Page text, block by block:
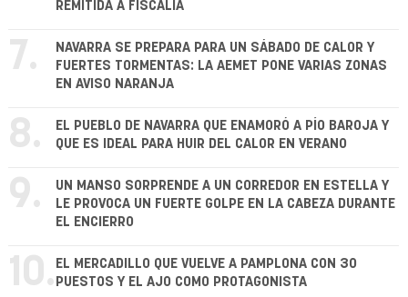
REMITIDA A FISCALÍA
7.
NAVARRA SE PREPARA PARA UN SÁBADO DE CALOR Y
FUERTES TORMENTAS: LA AEMET PONE VARIAS ZONAS
EN AVISO NARANJA
8.
EL PUEBLO DE NAVARRA QUE ENAMORÓ A PÍO BAROJA Y
QUE ES IDEAL PARA HUIR DEL CALOR EN VERANO
9.
UN MANSO SORPRENDE A UN CORREDOR EN ESTELLA Y
LE PROVOCA UN FUERTE GOLPE EN LA CABEZA DURANTE
EL ENCIERRO
10. EL MERCADILLO QUE VUELVE A PAMPLONA CON 30
PUESTOS Y EL AJO COMO PROTAGONISTA